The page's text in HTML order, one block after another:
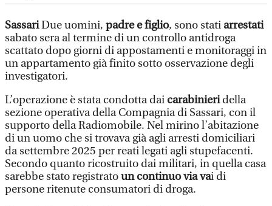
SassariDue uomini, padre e figlio, sono stati arrestati
sabato sera al termine di un controllo antidroga
scattato dopo giorni di appostamenti e monitoraggi in
un appartamento già finito sotto osservazione degli
investigatori.
L’operazione è stata condotta dai carabinieridella
sezione operativa della Compagnia di Sassari, con il
supporto della Radiomobile. Nel mirino l’abitazione
di un uomo che si trovava già agli arresti domiciliari
da settembre 2025 per reati legati agli stupefacenti.
Secondo quanto ricostruito dai militari, in quella casa
sarebbe stato registratoun continuo via vai di
persone ritenute consumatori di droga.